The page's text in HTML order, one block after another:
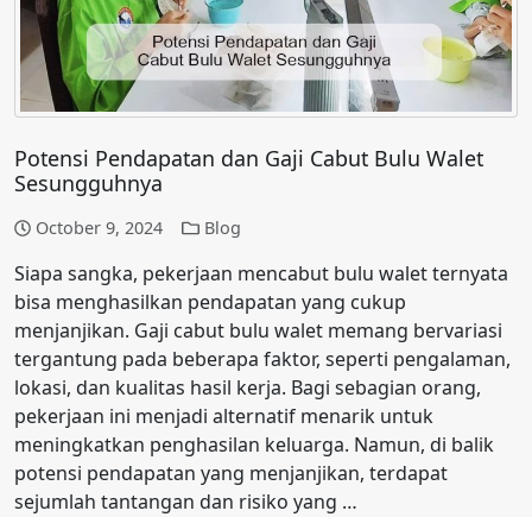
Potensi Pendapatan dan Gaji Cabut Bulu Walet
Sesungguhnya
October 9, 2024 Blog
Siapa sangka, pekerjaan mencabut bulu walet ternyata
bisa menghasilkan pendapatan yang cukup
menjanjikan. Gaji cabut bulu walet memang bervariasi
tergantung pada beberapa faktor, seperti pengalaman,
lokasi, dan kualitas hasil kerja. Bagi sebagian orang,
pekerjaan ini menjadi alternatif menarik untuk
meningkatkan penghasilan keluarga. Namun, di balik
potensi pendapatan yang menjanjikan, terdapat
sejumlah tantangan dan risiko yang …